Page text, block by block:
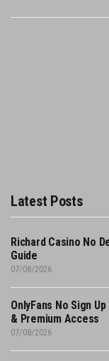
Latest Posts
Richard Casino No
Guide
07/08/2026
OnlyFans No Sign
& Premium Access
07/08/2026